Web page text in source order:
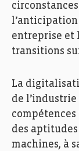
entreprise et
transitions
La
de
des aptitudes
machines, à